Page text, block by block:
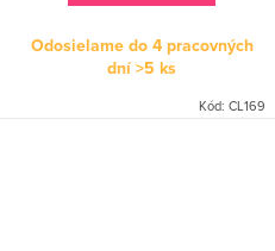
Odosielame do 4 pracovných
dní>5 ks
Kód: CL169